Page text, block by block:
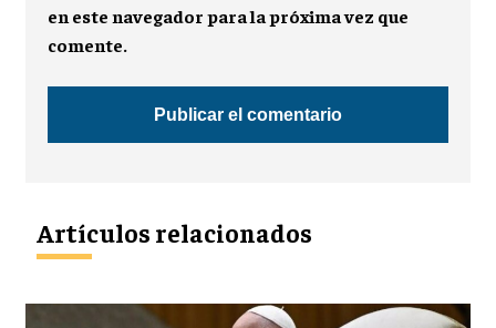
en este navegador para la próxima vez que
comente.
Artículos relacionados